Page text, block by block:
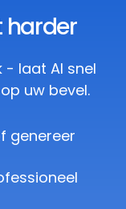
harder
- laat AI snel
uw bevel.
genereer